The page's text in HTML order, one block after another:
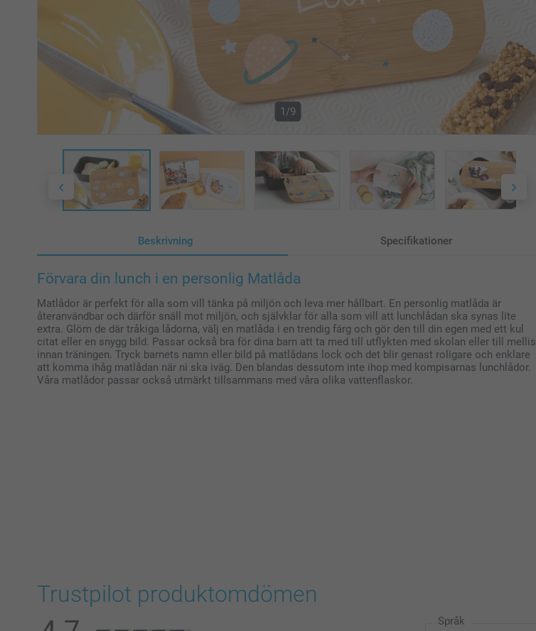
1/9
Beskrivning Specifikationer
Förvara din lunch i en personlig Matlåda
Matlådor är perfekt för alla som vill tänka på miljön och leva mer hållbart. En personlig matlåda är
återanvändbar och därför snäll mot miljön, och självklar för alla som vill att lunchlådan ska synas lite
extra. Glöm de där tråkiga lådorna, välj en matlåda i en trendig färg och gör den till din egen med ett kul
citat eller en snygg bild. Passar också bra för dina barn att ta med till utflykten med skolan eller till mellis
innan träningen. Tryck barnets namn eller bild på matlådans lock och det blir genast roligare och enklare
att komma ihåg matlådan när ni ska iväg. Den blandas dessutom inte ihop med kompisarnas lunchlådor.
Våra matlådor passar också utmärkt tillsammans med våra olika vattenflaskor.
Trustpilot produktomdömen
Språk